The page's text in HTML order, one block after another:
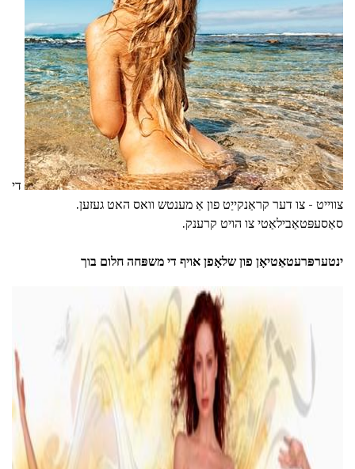
די
צווייט - צו דער קראַנקייַט פון אַ מענטש וואס האט געזען.
סאַסעפּטאַבילאַטי צו הויט קרענק.
ינטערפּרעטאַטיאָן פון שלאָפן אויף די משפּחה חלום בוך